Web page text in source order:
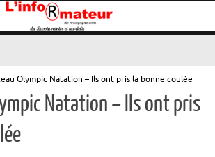
Olympic Natation – Ils ont pris la bonne coulée
Natation – Ils ont pris